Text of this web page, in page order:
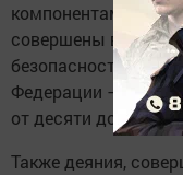
компонентам
совершены в целях
безопасности
Федерации —
от десяти до
Также деяния,